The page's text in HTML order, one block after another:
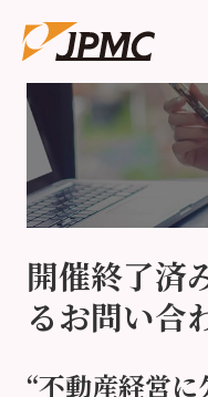
開催終了済
るお問い合
“不動産経営